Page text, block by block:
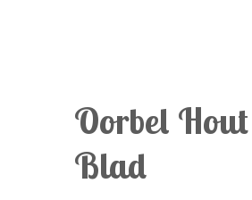
Oorbel
Blad